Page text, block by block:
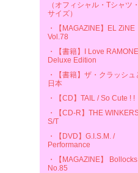
（オフィシャル・Tシャツ
サイズ）
・【MAGAZINE】EL ZiNE
Vol.78
・【書籍】I Love
Deluxe Edition
・【書籍】ザ・クラッシュ
日本
・【CD】TAIL / So Cute ! !
・【CD-R】THE
S/T
・【DVD】G.I.S.M. /
Performance
・【MAGAZINE】 Bollocks
No.85